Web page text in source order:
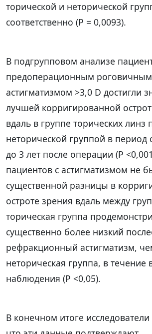
торической и неторической
соответственно (P = 0,0093).
В подгрупповом анализе
предоперационным роговичным
астигматизмом >3,0 D достигли
лучшей корригированной
вдаль в группе торических линз
неторической группой в период
до 3 лет после операции (P
пациентов с астигматизмом не
существенной разницы в
остроте зрения вдаль между
торическая группа
существенно более низкий
рефракционный астигматизм,
неторическая группа, в течение
наблюдения (P <0,05).
В конечном итоге